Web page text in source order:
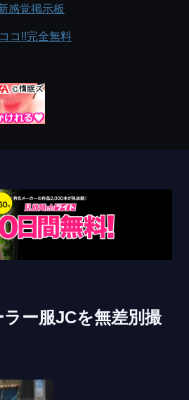
感覚掲示板
コ!!完全無料
ー服JCを無差別撮